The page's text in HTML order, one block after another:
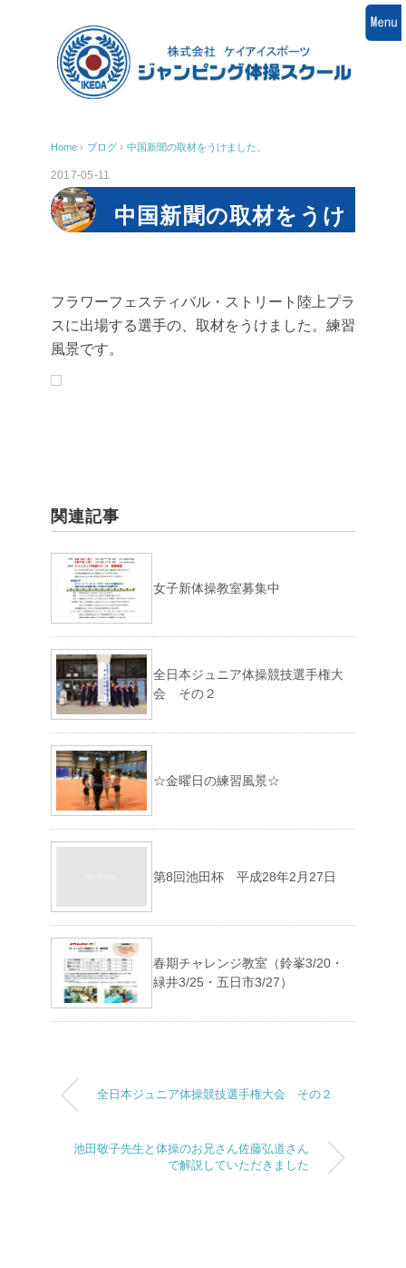
Home › ブログ › 中国新聞の取材をうけました。
2017-05-11
中国新聞の取材をうけ
フラワーフェスティバル・ストリート陸上プラ
スに出場する選手の、取材をうけました。練習
風景です。
関連記事
女子新体操教室募集中
全日本ジュニア体操競技選手権大
会 その２
☆金曜日の練習風景☆
第8回池田杯 平成28年2月27日
春期チャレンジ教室（鈴峯3/20・
緑井3/25・五日市3/27）
全日本ジュニア体操競技選手権大会 その２
池田敬子先生と体操のお兄さん佐藤弘道さん
で解説していただきました